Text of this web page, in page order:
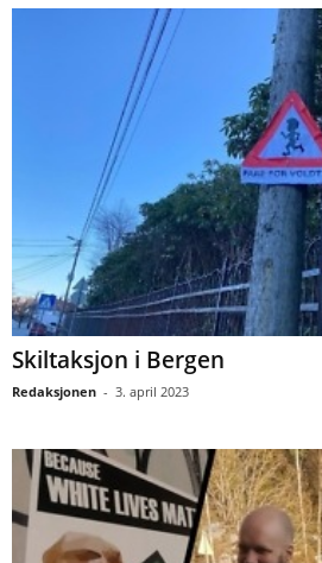
Skiltaksjon i Bergen
Redaksjonen - 3. april 2023